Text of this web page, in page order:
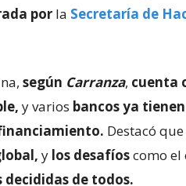
por la Secretaría de
según Carranza, cuenta
y varios bancos ya
Destacó
y los desafíoscomo
decididas de todos.